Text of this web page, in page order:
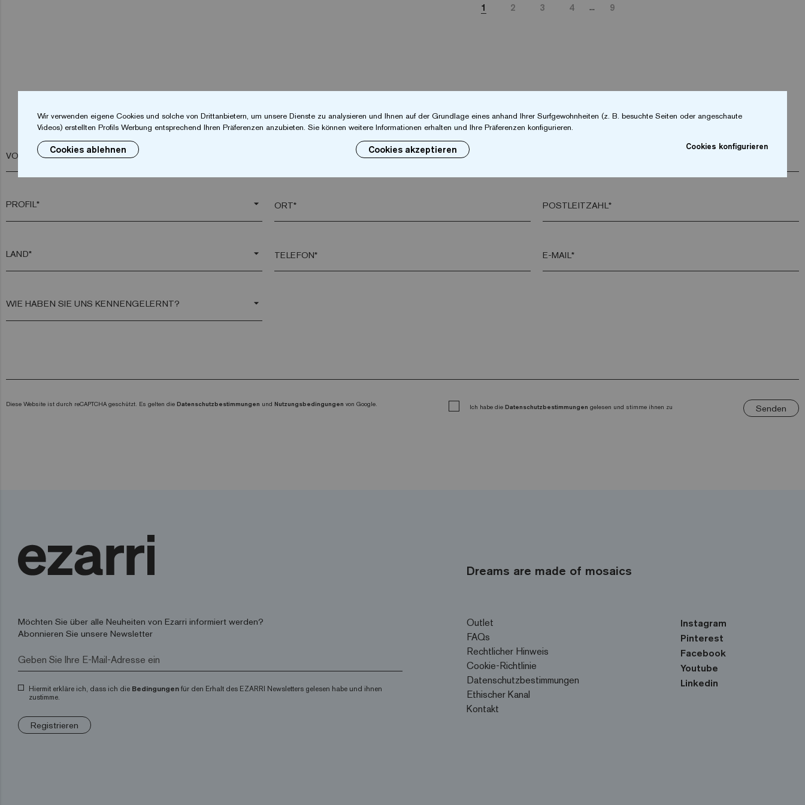
1 2 3 4 ... 9
Kontaktieren Sie uns
VORNAME*
arrow_drop_down ORT* POSTLEITZAHL*
arrow_drop_down TELEFON* E-MAIL*
arrow_drop_down
Diese Website ist durch reCAPTCHA geschützt. Es gelten die Datenschutzbestimmungen und Nutzungsbedingungen von Google. Ich habe die Datenschutzbestimmungen gelesen und stimme ihnen zu Senden
Dreams are made of mosaics
Möchten Sie über alle Neuheiten von Ezarri informiert werden?
Abonnieren Sie unsere Newsletter
Hiermit erkläre ich, dass ich die Bedingungen für den Erhalt des EZARRI Newsletters gelesen habe und ihnen
zustimme.
Registrieren
Outlet
FAQs
Rechtlicher Hinweis
Cookie-Richtlinie
Datenschutzbestimmungen
Ethischer Kanal
Kontakt
Instagram
Pinterest
Facebook
Youtube
Linkedin
Wir verwenden eigene Cookies und solche von Drittanbietern, um unsere Dienste zu analysieren und Ihnen auf der Grundlage eines anhand Ihrer Surfgewohnheiten (z. B. besuchte Seiten oder angeschaute
Videos) erstellten Profils Werbung entsprechend Ihren Präferenzen anzubieten. Sie können weitere Informationen erhalten und Ihre Präferenzen konfigurieren.
Cookies ablehnen Cookies akzeptieren Cookies konfigurieren